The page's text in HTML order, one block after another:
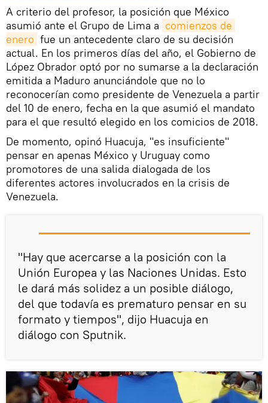
A criterio del profesor, la posición que México
asumió ante el Grupo de Lima a comienzos de
enero fue un antecedente claro de su decisión
actual. En los primeros días del año, el Gobierno de
López Obrador optó por no sumarse a la declaración
emitida a Maduro anunciándole que no lo
reconocerían como presidente de Venezuela a partir
del 10 de enero, fecha en la que asumió el mandato
para el que resultó elegido en los comicios de 2018.
De momento, opinó Huacuja, "es insuficiente"
pensar en apenas México y Uruguay como
promotores de una salida dialogada de los
diferentes actores involucrados en la crisis de
Venezuela.
"Hay que acercarse a la posición con la
Unión Europea y las Naciones Unidas. Esto
le dará más solidez a un posible diálogo,
del que todavía es prematuro pensar en su
formato y tiempos", dijo Huacuja en
diálogo con Sputnik.